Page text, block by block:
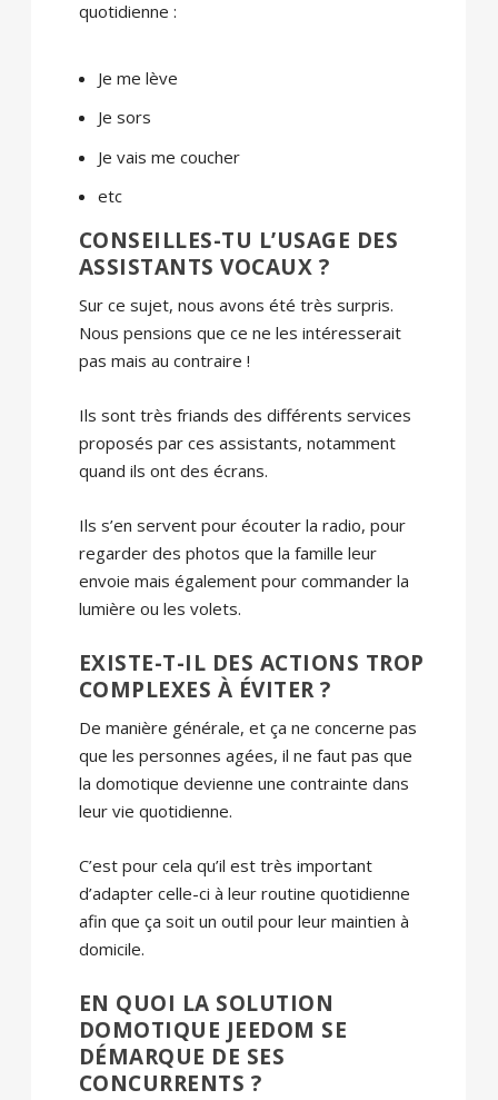
quotidienne :
Je me lève
Je sors
Je vais me coucher
etc
CONSEILLES-TU L’USAGE DES
ASSISTANTS VOCAUX ?
Sur ce sujet, nous avons été très surpris.
Nous pensions que ce ne les intéresserait
pas mais au contraire !
Ils sont très friands des différents services
proposés par ces assistants, notamment
quand ils ont des écrans.
Ils s’en servent pour écouter la radio, pour
regarder des photos que la famille leur
envoie mais également pour commander la
lumière ou les volets.
EXISTE-T-IL DES ACTIONS TROP
COMPLEXES À ÉVITER ?
De manière générale, et ça ne concerne pas
que les personnes agées, il ne faut pas que
la domotique devienne une contrainte dans
leur vie quotidienne.
C’est pour cela qu’il est très important
d’adapter celle-ci à leur routine quotidienne
afin que ça soit un outil pour leur maintien à
domicile.
EN QUOI LA SOLUTION
DOMOTIQUE JEEDOM SE
DÉMARQUE DE SES
CONCURRENTS ?